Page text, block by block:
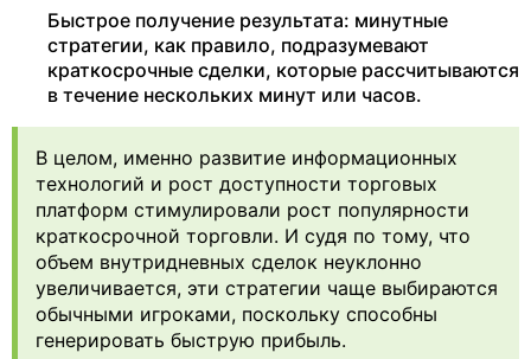
Быстрое получение результата: минутные
стратегии, как правило, подразумевают
краткосрочные сделки, которые рассчитываются
в течение нескольких минут или часов.
В целом, именно развитие информационных
технологий и рост доступности торговых
платформ стимулировали рост популярности
краткосрочной торговли. И судя по тому, что
объем внутридневных сделок неуклонно
увеличивается, эти стратегии чаще выбираются
обычными игроками, поскольку способны
генерировать быструю прибыль.